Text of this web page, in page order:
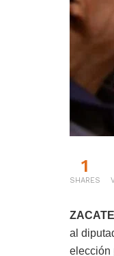
1
SHARES
al
elección